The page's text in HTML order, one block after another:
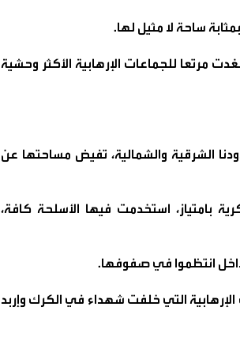
ساحة لا مثيل لها.
مرتعا للجماعات الإرهابية الأكثر وحشية
الشرقية والشمالية، تفيض مساحتها عن
بامتياز، استخدمت فيها الأسلحة كافة،
انتظموا في صفوفها.
التي خلفت شهداء في الكرك وإربد